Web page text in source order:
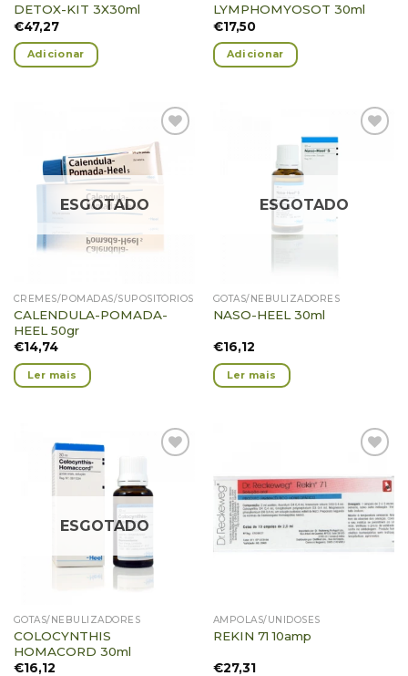
DETOX-KIT 3X30ml
€47,27
Adicionar
LYMPHOMYOSOT 30ml
€17,50
Adicionar
Adicionar
Favoritos
ESGOTADO
CREMES/POMADAS/SUPOSITÓRIOS
CALENDULA-POMADA-
HEEL 50gr
€14,74
Ler mais
ESGOTADO
GOTAS/NEBULIZADORES
NASO-HEEL 30ml
€16,12
Ler mais
Adicionar
Favoritos
ESGOTADO
GOTAS/NEBULIZADORES
COLOCYNTHIS
HOMACORD 30ml
€16,12
Adicionar
Favoritos
AMPOLAS/UNIDOSES
REKIN 71 10amp
€27,31